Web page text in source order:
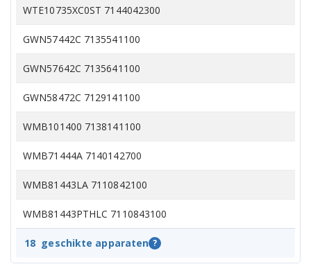
WTE10735XC0ST 7144042300
GWN57442C 7135541100
GWN57642C 7135641100
GWN58472C 7129141100
WMB101400 7138141100
WMB71444A 7140142700
WMB81443LA 7110842100
WMB81443PTHLC 7110843100
WMB81466 7125842900
18 geschikte apparaten ?